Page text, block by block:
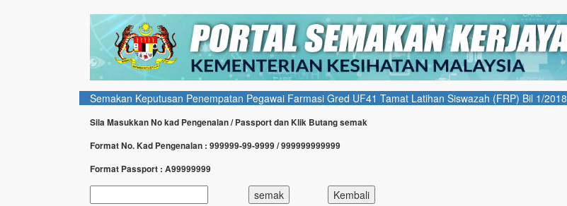
Semakan Keputusan Penempatan Pegawai Farmasi Gred UF41 Tamat Latihan Siswazah (FRP) Bil 1/2018
Sila Masukkan No kad Pengenalan / Passport dan Klik Butang semak
Format No. Kad Pengenalan : 999999-99-9999 / 999999999999
Format Passport : A99999999